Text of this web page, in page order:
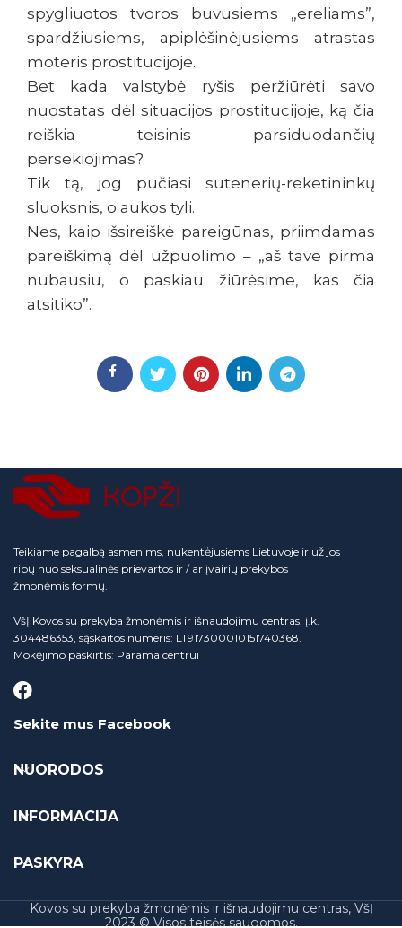
spygliuotos tvoros buvusiems „ereliams”,
spardžiusiems, apiplėšinėjusiems atrastas
moteris prostitucijoje.
Bet kada valstybė ryšis peržiūrėti savo
nuostatas dėl situacijos prostitucijoje, ką čia
reiškia teisinis parsiduodančių
persekiojimas?
Tik tą, jog pučiasi sutenerių-reketininkų
sluoksnis, o aukos tyli.
Nes, kaip išsireiškė pareigūnas, priimdamas
pareiškimą dėl užpuolimo – „aš tave pirma
nubausiu, o paskiau žiūrėsime, kas čia
atsitiko”.
Teikiame pagalbą asmenims, nukentėjusiems Lietuvoje ir už jos
ribų nuo seksualinės prievartos ir / ar įvairių prekybos
žmonėmis formų.
VšĮ Kovos su prekyba žmonėmis ir išnaudojimu centras, į.k.
304486353, sąskaitos numeris: LT917300010151740368.
Mokėjimo paskirtis: Parama centrui
Sekite mus Facebook
NUORODOS
INFORMACIJA
PASKYRA
Kovos su prekyba žmonėmis ir išnaudojimu centras, VšĮ
2023 © Visos teisės saugomos.